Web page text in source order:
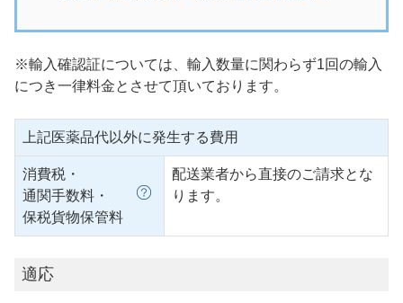
※輸入確認証については、輸入数量に関わらず1回の輸入
につき一律料金とさせて頂いております。
上記医薬品代以外に発生する費用
消費税・
通関手数料・
保税貨物保管料
配送業者から直接のご請求とな
ります。
適応